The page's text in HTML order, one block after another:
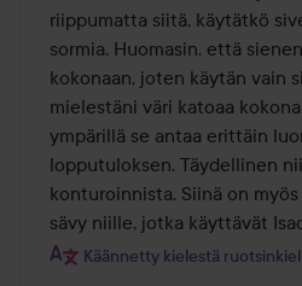
riippumatta siitä, käytätkö
sormia. Huomasin, että
kokonaan, joten käytän vain
mielestäni väri katoaa
ympärillä se antaa erittäin
lopputuloksen. Täydellinen
konturoinnista. Siinä on
sävy niille, jotka käyttävät
Käännetty kielestä